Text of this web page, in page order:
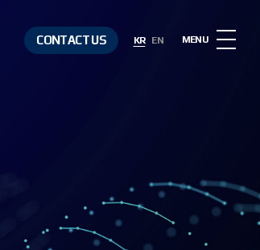
CONTACT US KR EN MENU